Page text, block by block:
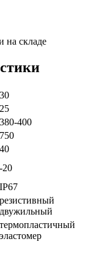
на складе
30
25
380-400
750
40
-20
IP67
резистивный
двужильный
термопластичный
эластомер